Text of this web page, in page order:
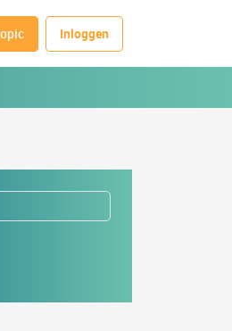
Inloggen